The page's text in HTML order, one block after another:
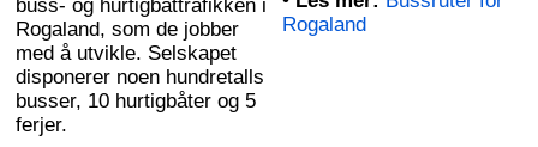
buss- og hurtigbåttrafikken i
Rogaland, som de jobber
med å utvikle. Selskapet
disponerer noen hundretalls
busser, 10 hurtigbåter og 5
ferjer.
Rogaland